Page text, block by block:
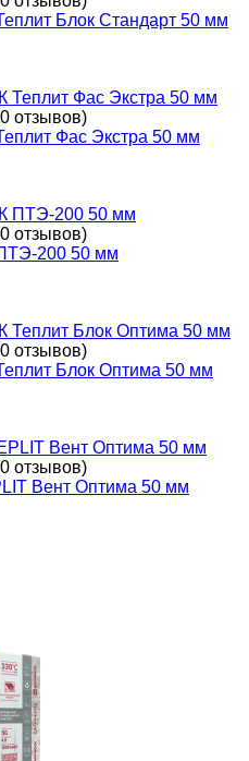
Блок Стандарт 50 мм
отзывов)
Фас Экстра 50 мм
отзывов)
200 50 мм
отзывов)
Блок Оптима 50 мм
отзывов)
Вент Оптима 50 мм